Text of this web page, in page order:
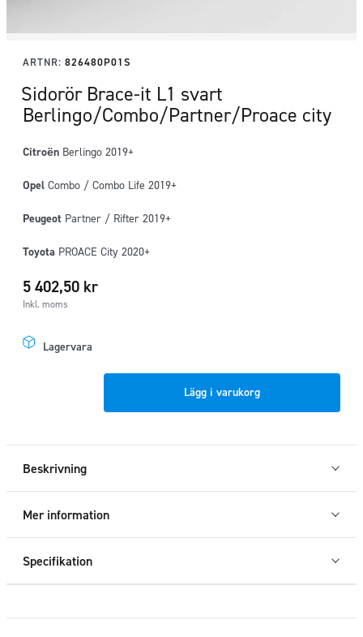
ARTNR: 826480P01S
Sidorör Brace-it L1 svart
Berlingo/Combo/Partner/Proace city
Citroën Berlingo 2019+
Opel Combo / Combo Life 2019+
Peugeot Partner / Rifter 2019+
Toyota PROACE City 2020+
5 402,50 kr
Inkl. moms
Lagervara
L1
svart
mängd
Lägg i varukorg
Beskrivning
Mer information
Specifikation